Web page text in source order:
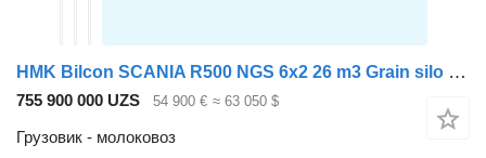
HMK Bilcon SCANIA R500 NGS 6x2 26 m3 Grain silo / Kompressor
755 900 000 UZS 54 900 € ≈ 63 050 $
Грузовик - молоковоз